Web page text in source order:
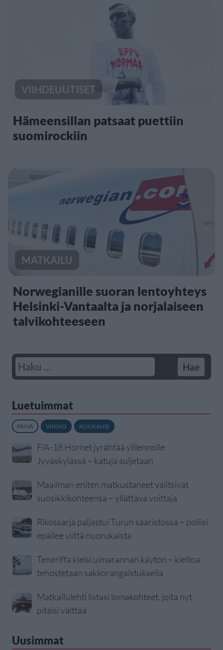
VIIHDEUUTISET
Hämeensillan patsaat puettiin
suomirockiin
MATKAILU
Norwegianille suoran lentoyhteys
Helsinki-Vantaalta ja norjalaiseen
talvikohteeseen
Luetuimmat
PÄIVÄ VIIKKO KUUKAUSI
F/A-18 Hornet jyrähtää ylilennolle
Jyväskylässä – katuja suljetaan
Maailman eniten matkustaneet valitsivat
suosikkikohteensa – yllättävä voittaja
Rikossarja paljastui Turun saaristossa – poliisi
epäilee viittä nuorukaista
Teneriffa kielsi uimarannan käytön – kieltoa
tehostetaan sakkorangaistuksella
Matkailulehti listasi lomakohteet, joita nyt
pitäisi välttää
Uusimmat